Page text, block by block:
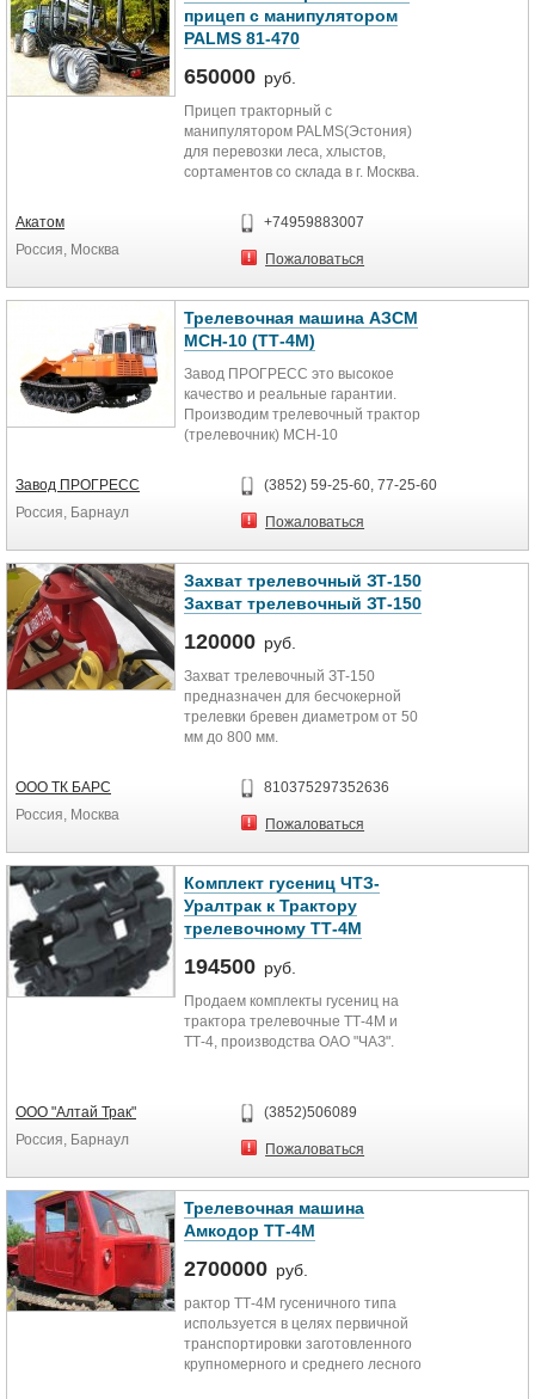
прицеп с манипулятором
PALMS 81-470
650000 руб.
Прицеп тракторный с
манипулятором PALMS(Эстония)
для перевозки леса, хлыстов,
сортаментов со склада в г. Москва.
МТЗ и другими отечественными
тракторами. Уплачены все
таможенные пошлины и налоги.
Технические характеристики:
- грузоподъёмность прицепа от 8
000 кг до 14 000 кг;
- объём загрузки от 6,12 м2 до 12,5
м2;
- поворот дышла прицепа с
усилителем;
от 580 кг до 1150 кг;
- длина вылета стрелы
манипулятора от 5 до 9 метров;
Акатом
Россия, Москва
+74959883007
Пожаловаться
Трелевочная машина АЗСМ
МСН-10 (ТТ-4М)
Завод ПРОГРЕСС это высокое
качество и реальные гарантии.
Производим трелевочный трактор
(трелевочник) МСН-10
ТТ-4М). Модификации: МСН-10-04
с усиленным передним
толкателем, МСН-10-07
отвалом для разработки грунтов I-
IV категорий. Выбирай качество.
Звоните нам по телефонам (3852)
59-25-60, 77-25-60, 8-903-995-0233.
Завод ПРОГРЕСС
Россия, Барнаул
(3852) 59-25-60, 77-25-60
Пожаловаться
Захват трелевочный ЗТ-150
Захват трелевочный ЗТ-150
120000 руб.
Захват трелевочный ЗТ-150
предназначен для бесчокерной
трелевки бревен диаметром от 50
мм до 800 мм.
ООО ТК БАРС
Россия, Москва
810375297352636
Пожаловаться
Комплект гусениц ЧТЗ-
Уралтрак к Трактору
трелевочному ТТ-4М
194500 руб.
Продаем комплекты гусениц на
трактора трелевочные ТТ-4М и
ТТ-4, производства ОАО "ЧАЗ".
ООО "Алтай Трак"
Россия, Барнаул
(3852)506089
Пожаловаться
Трелевочная машина
Амкодор ТТ-4М
2700000 руб.
рактор ТТ-4М гусеничного типа
используется в целях первичной
транспортировки заготовленного
крупномерного и среднего лесного